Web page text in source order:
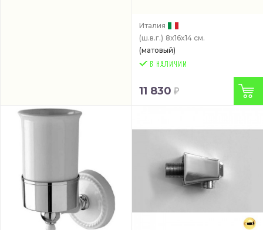
Италия
(ш.в.г.) 8x16x14 см.
(матовый)
11 830